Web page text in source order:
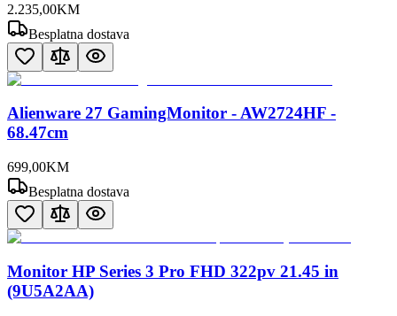
2.235,00KM
Besplatna dostava
Alienware 27 GamingMonitor - AW2724HF -
68.47cm
699,00KM
Besplatna dostava
Monitor HP Series 3 Pro FHD 322pv 21.45 in
(9U5A2AA)